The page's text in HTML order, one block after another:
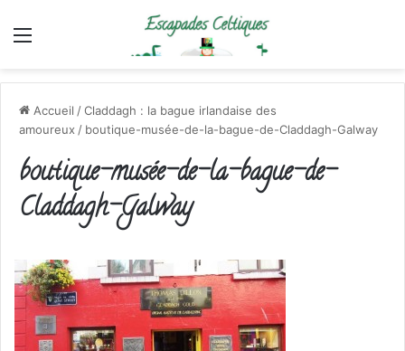
Menu
Accueil /Claddagh : la bague irlandaise des
amoureux / boutique-musée-de-la-bague-de-Claddagh-Galway
boutique-musée-de-la-bague-de-
Claddagh-Galway